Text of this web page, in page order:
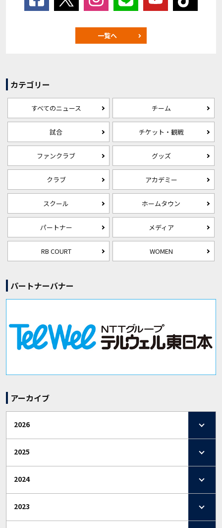
一覧へ
カテゴリー
すべてのニュース チーム
試合 チケット・観戦
ファンクラブ グッズ
クラブ アカデミー
スクール ホームタウン
パートナー メディア
RB COURT WOMEN
パートナーバナー
アーカイブ
2026
2025
2024
2023